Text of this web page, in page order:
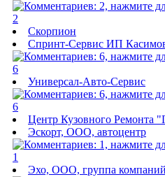
2
Скорпион
Спринт-Сервис ИП
6
Универсал-Авто-Сервис
6
Центр Кузовного Ремонта
Эскорт, ООО, автоцентр
1
Эхо, ООО, группа компаний